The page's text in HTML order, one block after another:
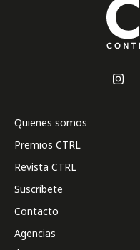
Quienes somos
Premios CTRL
Revista CTRL
Suscríbete
Contacto
Agencias